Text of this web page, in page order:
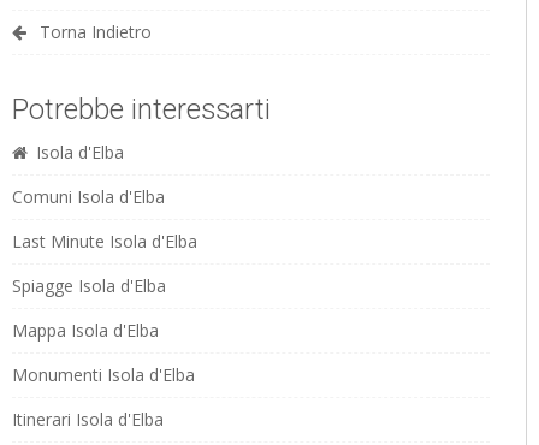
Torna Indietro
Potrebbe interessarti
Isola d'Elba
Comuni Isola d'Elba
Last Minute Isola d'Elba
Spiagge Isola d'Elba
Mappa Isola d'Elba
Monumenti Isola d'Elba
Itinerari Isola d'Elba